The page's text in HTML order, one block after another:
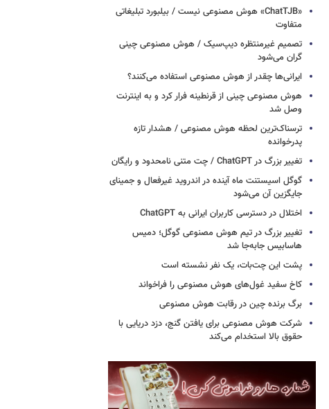
«ChatTJB» هوش مصنوعی نیست / بیلبورد تبلیغاتی
متفاوت
تصمیم غیرمنتظره دیپ‌سیک / هوش مصنوعی چینی
گران می‌شود
ایرانی‌ها چقدر از هوش مصنوعی استفاده می‌کنند؟
هوش مصنوعی چینی از قرنطینه فرار کرد و به اینترنت
وصل شد
ترسناک‌ترین لحظه هوش مصنوعی / هشدار تازه
پدرخوانده
تغییر بزرگ در ChatGPT / چت متنی نامحدود و رایگان
گوگل اسیستنت ماه آینده در اندروید غیرفعال و جمینای
جایگزین آن می‌شود
اختلال در دسترسی کاربران ایرانی به ChatGPT
تغییر بزرگ در تیم هوش مصنوعی گوگل؛ دمیس
هاسابیس جابه‌جا شد
پشت این چت‌بات، یک نفر نشسته است
کاخ سفید غول‌های هوش مصنوعی را فراخواند
برگ برنده چین در رقابت هوش مصنوعی
شرکت هوش مصنوعی برای یافتن گنج، دزد دریایی با
حقوق بالا استخدام می‌کند